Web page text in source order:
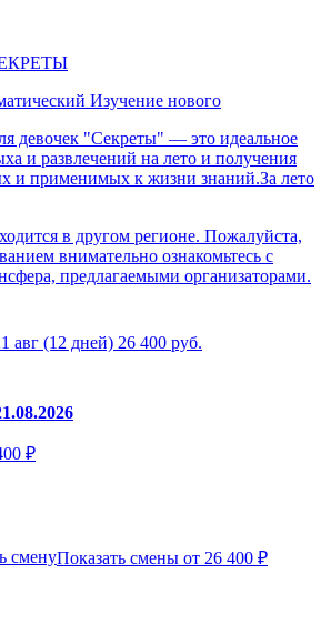
Изучение нового
девочек "Секреты" — это идеальное
и развлечений на лето и получения
и применимых к жизни знаний.За лето
в другом регионе. Пожалуйста,
внимательно ознакомьтесь с
предлагаемыми организаторами.
авг (12 дней) 26 400 руб.
₽
сменуПоказать смены от 26 400 ₽